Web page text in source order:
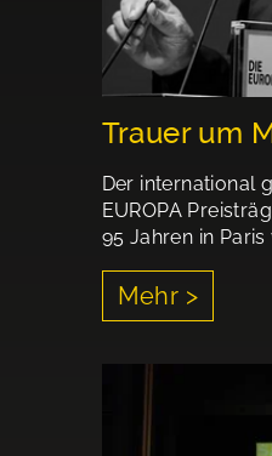
Trauer um
Der international
EUROPA
95 Jahren in
Mehr >